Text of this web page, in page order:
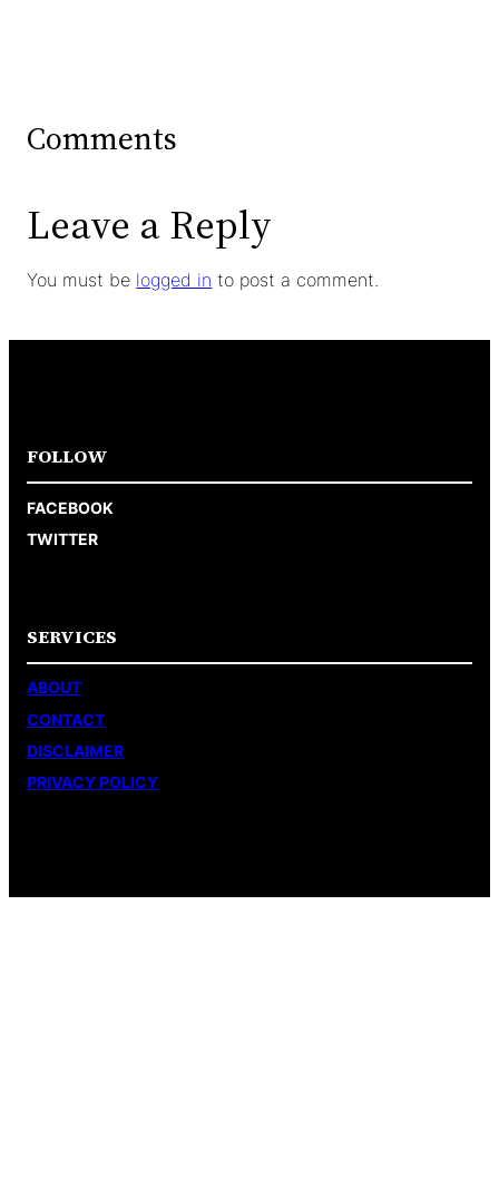
Comments
Leave a Reply
You must be logged in to post a comment.
FOLLOW
FACEBOOK
TWITTER
SERVICES
ABOUT
CONTACT
DISCLAIMER
PRIVACY POLICY